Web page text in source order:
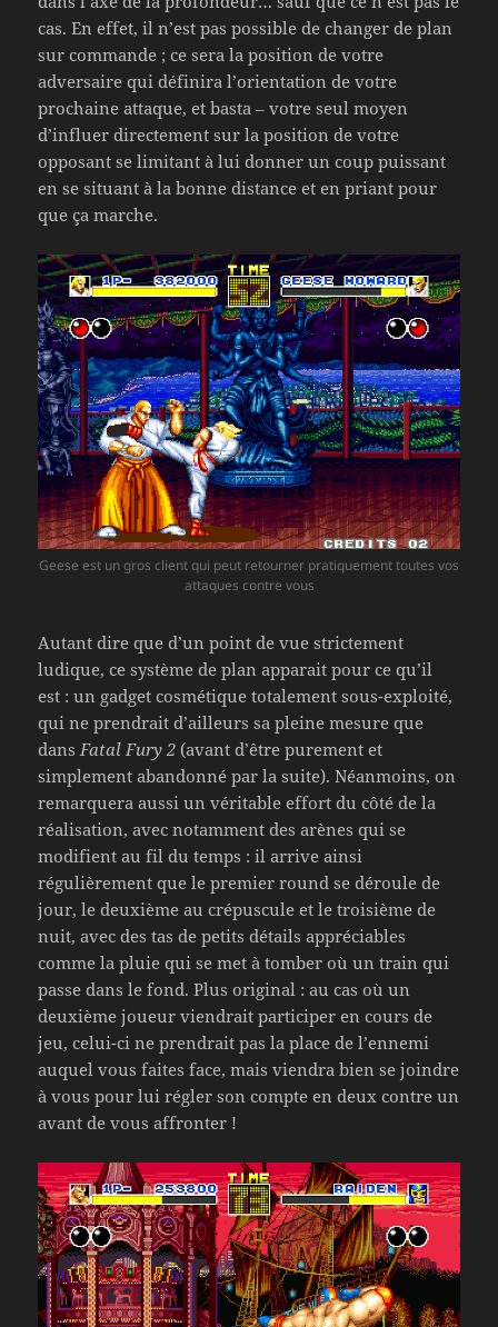
cas. En effet, il n’est pas possible de changer de plan
sur commande ; ce sera la position de votre
adversaire qui définira l’orientation de votre
prochaine attaque, et basta – votre seul moyen
d’influer directement sur la position de votre
opposant se limitant à lui donner un coup puissant
en se situant à la bonne distance et en priant pour
que ça marche.
Geese est un gros client qui peut retourner pratiquement toutes vos
attaques contre vous
Autant dire que d’un point de vue strictement
ludique, ce système de plan apparait pour ce qu’il
est : un gadget cosmétique totalement sous-exploité,
qui ne prendrait d’ailleurs sa pleine mesure que
dansFatal Fury 2 (avant d’être purement et
simplement abandonné par la suite). Néanmoins, on
remarquera aussi un véritable effort du côté de la
réalisation, avec notamment des arènes qui se
modifient au fil du temps : il arrive ainsi
régulièrement que le premier round se déroule de
jour, le deuxième au crépuscule et le troisième de
nuit, avec des tas de petits détails appréciables
comme la pluie qui se met à tomber où un train qui
passe dans le fond. Plus original : au cas où un
deuxième joueur viendrait participer en cours de
jeu, celui-ci ne prendrait pas la place de l’ennemi
auquel vous faites face, mais viendra bien se joindre
à vous pour lui régler son compte en deux contre un
avant de vous affronter !